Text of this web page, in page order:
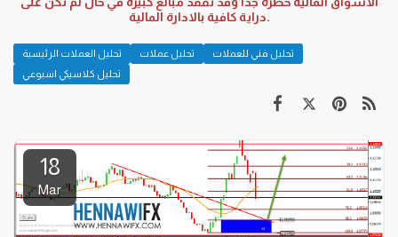
دراية كافية بالادارة المالية.
تحليل العملات الرئيسية تحليل عملات
تحليل فني للعملات
تحليل كلاسيكي اسبوعي
18
Mar